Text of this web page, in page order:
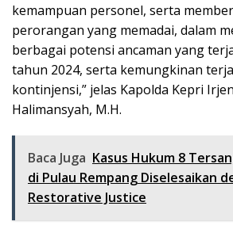
kemampuan personel, serta
perorangan yang memadai, dalam
berbagai potensi ancaman yang
tahun 2024, serta kemungkinan
kontinjensi,” jelas Kapolda Kepri
Halimansyah, M.H.
Baca Juga Kasus Hukum 8
di Pulau Rempang Diselesaikan
Restorative Justice